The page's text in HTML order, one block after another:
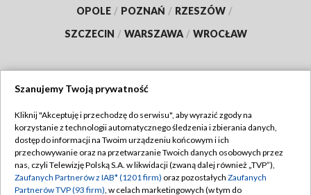
OPOLE / POZNAŃ / RZESZÓW /
SZCZECIN / WARSZAWA / WROCŁAW
TVP
Abonament TVP
Emisja w TVP
Regulamin TVP
Polityka prywatności
Szanujemy Twoją prywatność
Kliknij "Akceptuję i przechodzę do serwisu", aby wyrazić zgody na
korzystanie z technologii automatycznego śledzenia i zbierania danych,
dostęp do informacji na Twoim urządzeniu końcowym i ich
przechowywanie oraz na przetwarzanie Twoich danych osobowych przez
nas, czyli Telewizję Polską S.A. w likwidacji (zwaną dalej również „TVP”),
Zaufanych Partnerów z IAB* (1201 firm) oraz pozostałych Zaufanych
Partnerów TVP (93 firm), w celach marketingowych (w tym do